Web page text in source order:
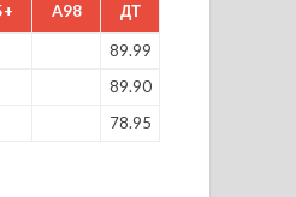
A98 ДТ
89.99
89.90
78.95